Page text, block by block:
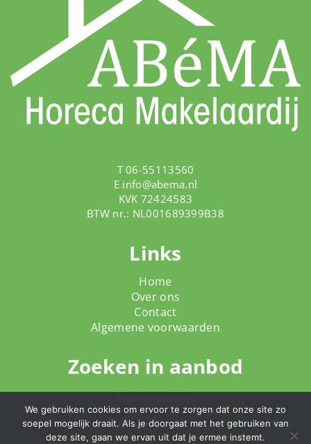
T 06-55113560
E info@abema.nl
KVK 72424583
BTW nr.: NL001689399B38
Links
Home
Over ons
Contact
Algemene voorwaarden
Zoeken in aanbod
We gebruiken cookies om ervoor te zorgen dat onze site zo
soepel mogelijk draait. Als je doorgaat met het gebruiken van
deze site, gaan we ervan uit dat je ermee instemt.